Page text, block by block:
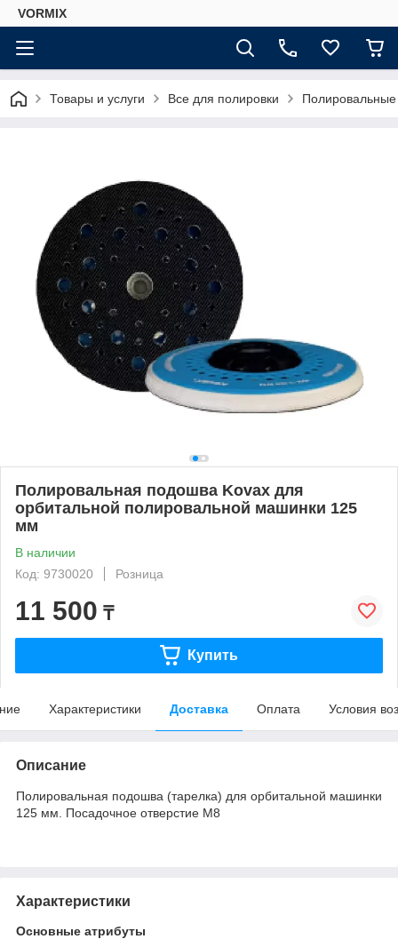
VORMIX
Товары и услуги Все для полировки
Полировальная подошва Kovax для
орбитальной полировальной машинки 125
мм
В наличии
Код: 9730020
Розница
11 500 ₸
Купить
Характеристики Доставка Оплата Условия
Описание
Полировальная подошва (тарелка) для орбитальной машинки
125 мм. Посадочное отверстие M8
Характеристики
Основные атрибуты